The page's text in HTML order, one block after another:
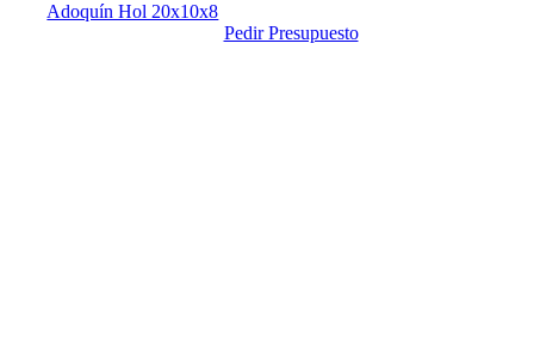
Adoquín Hol 20x10x8
Pedir Presupuesto